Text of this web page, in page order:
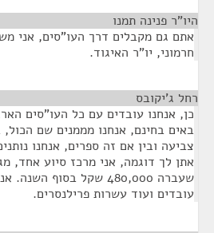
היו"ר פנינה תמנו
אתם גם מקבלים דרך העו"סים, אני
חרמוני, יו"ר האיגוד.
רחל ג'יקובס
כן, אנחנו עובדים עם כל העו"סים
באים בחינם, אנחנו מממנים שם הכול,
צביעה ובין אם זה ספרים, אנחנו
אתן לך דוגמה, אני מרכז סיוע אחד,
עובדים ועוד עשרות פרילנסרים.